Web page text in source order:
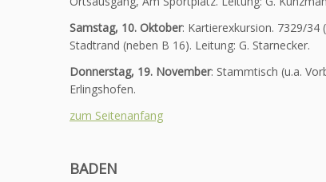
Samstag, 10. Oktober: Kartierexkursion. 7329/34
Stadtrand (neben B 16). Leitung: G. Starnecker.
Donnerstag, 19. November: Stammtisch (u.a.
Erlingshofen.
zum Seitenanfang
BADEN